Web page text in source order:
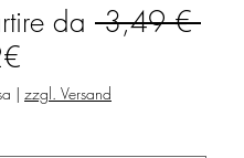
da 3,49 €
scontato
| zzgl. Versand